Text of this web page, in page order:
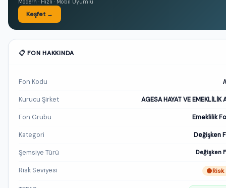
Keşfet →
📋 FON HAKKINDA
Fon Kodu
Kurucu Şirket AGESA HAYAT VE EMEKLİLİK
Fon Grubu Emeklilik
Kategori Değişken
Şemsiye Türü Değişken
Risk Seviyesi Risk